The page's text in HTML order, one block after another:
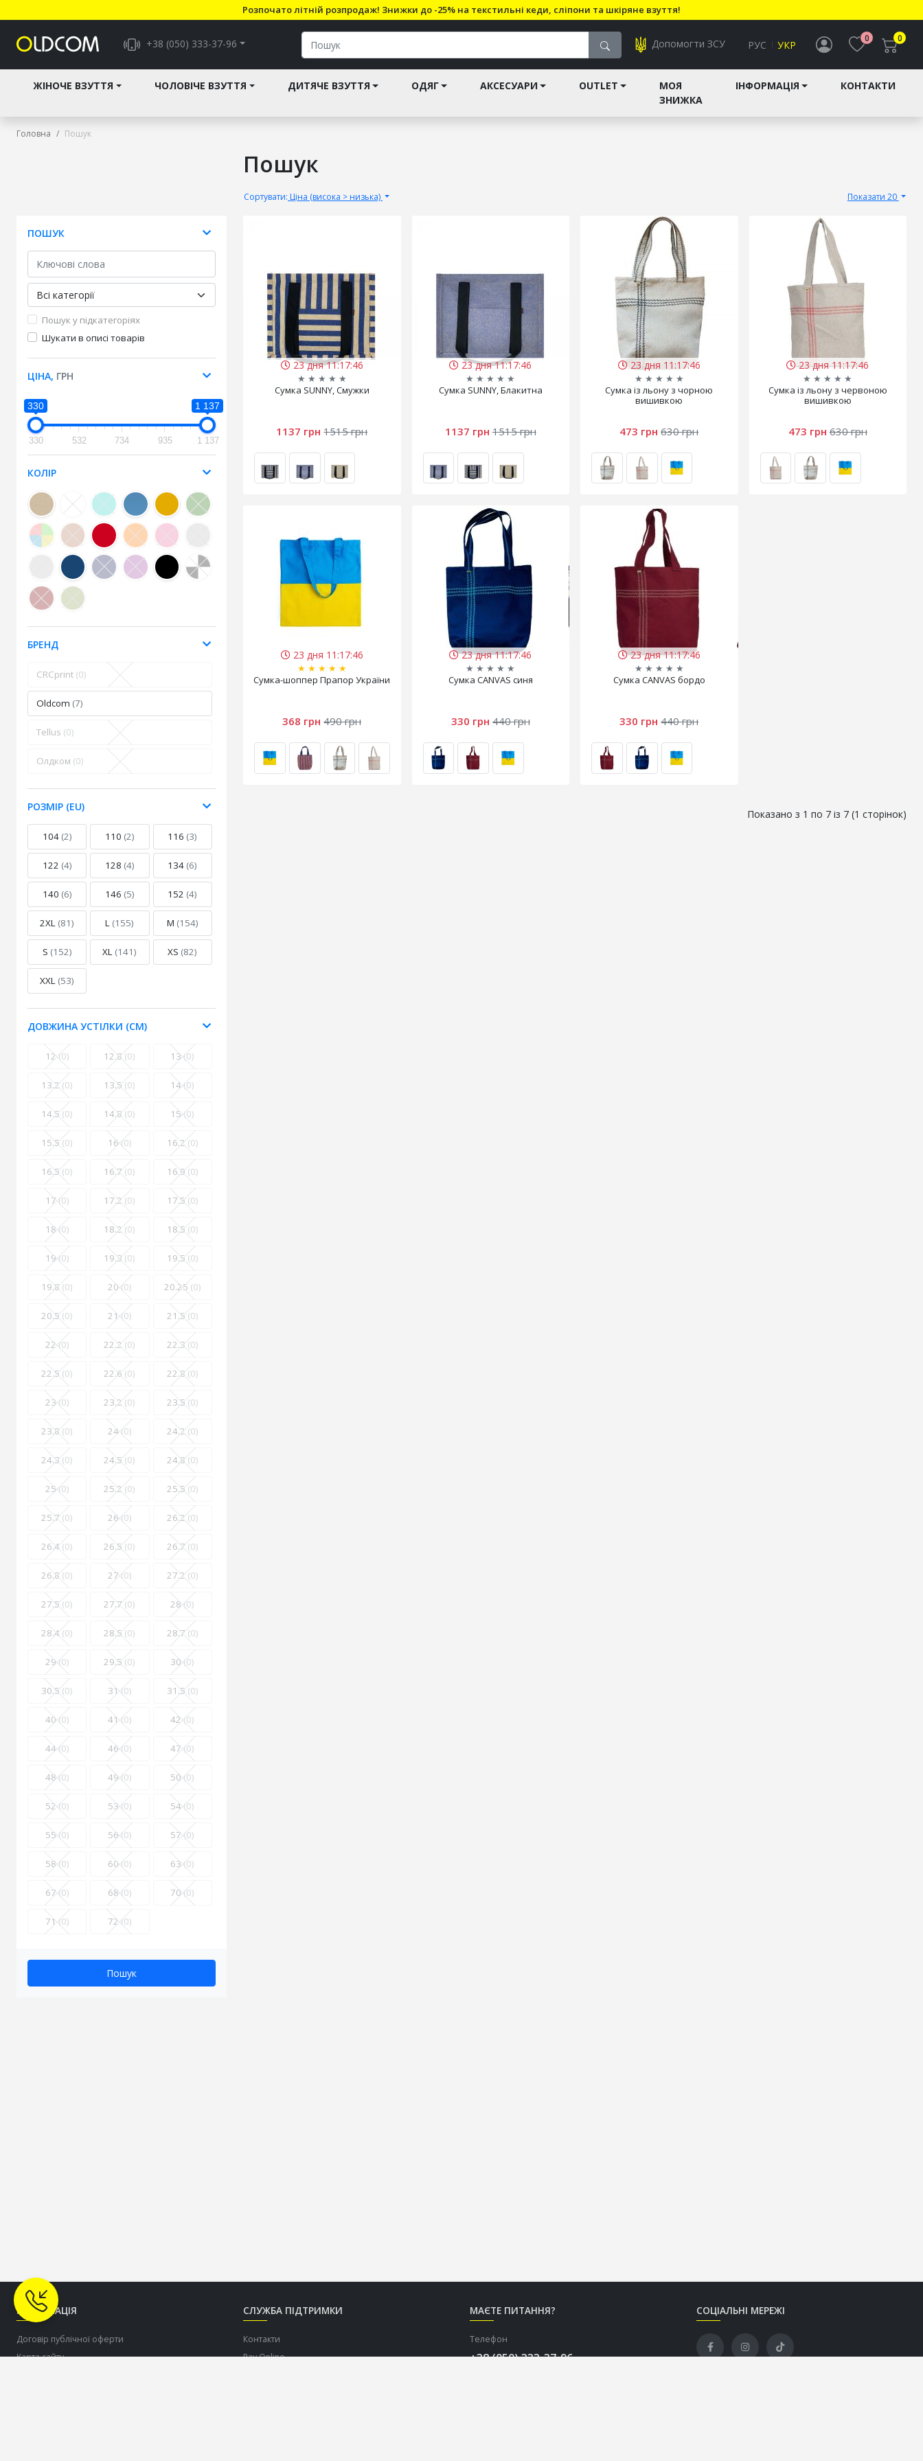
Розпочато літній розпродаж! Знижки до -25% на текстильні кеди, сліпони та шкіряне взуття!
+38 (050) 333-37-96 Допомогти ЗСУ РУС УКР
0 0
ЖІНОЧЕ ВЗУТТЯ ЧОЛОВІЧЕ ВЗУТТЯ ДИТЯЧЕ ВЗУТТЯ ОДЯГ АКСЕСУАРИ OUTLET
МОЯ
ЗНИЖКА
ІНФОРМАЦІЯ КОНТАКТИ
Головна Пошук
Пошук
Сортувати: Ціна (висока > низька) Показати 20
ПОШУК
Пошук у підкатегоріях
Шукати в описі товарів
ЦІНА, ГРН
330 1 137
330 532 734 935 1 137
КОЛІР
БРЕНД
CRCprint (0)
Oldcom (7)
Tellus (0)
Олдком (0)
РОЗМІР (EU)
104 (2) 110 (2) 116 (3)
122 (4) 128 (4) 134 (6)
140 (6) 146 (5) 152 (4)
2XL (81) L (155) M (154)
S (152) XL (141) XS (82)
XXL (53)
ДОВЖИНА УСТІЛКИ (СМ)
12(0) 12.8 (0) 13(0)
13.2 (0) 13.5 (0) 14(0)
14.5 (0) 14.8 (0) 15(0)
15.5 (0) 16(0) 16.2(0)
16.5 (0) 16.7 (0) 16.9(0)
17(0) 17.2 (0) 17.5(0)
18(0) 18.2 (0) 18.5 (0)
19(0) 19.3 (0) 19.5(0)
19.8 (0) 20(0) 20.25 (0)
20.5 (0) 21(0) 21.5(0)
22(0) 22.2 (0) 22.3(0)
22.5 (0) 22.6 (0) 22.8(0)
23(0) 23.2 (0) 23.5 (0)
23.8 (0) 24(0) 24.2(0)
24.3 (0) 24.5 (0) 24.8(0)
25(0) 25.2 (0) 25.5(0)
25.7 (0) 26(0) 26.2(0)
26.4 (0) 26.5 (0) 26.7(0)
26.8 (0) 27(0) 27.2 (0)
27.5 (0) 27.7 (0) 28(0)
28.4 (0) 28.5 (0) 28.7(0)
29(0) 29.5 (0) 30(0)
30.5 (0) 31(0) 31.5(0)
40(0) 41(0) 42(0)
44(0) 46(0) 47(0)
48(0) 49(0) 50(0)
52(0) 53(0) 54(0)
55(0) 56(0) 57(0)
58(0) 60(0) 63(0)
67(0) 68(0) 70(0)
71(0) 72(0)
Пошук
23 дня 11:17:45
★ ★ ★ ★ ★
Сумка SUNNY, Смужки
1137 грн 1515 грн
23 дня 11:17:45
★ ★ ★ ★ ★
Сумка SUNNY, Блакитна
1137 грн 1515 грн
23 дня 11:17:45
★ ★ ★ ★ ★
Сумка із льону з чорною
вишивкою
473 грн 630 грн
23 дня 11:17:45
★ ★ ★ ★ ★
Сумка із льону з червоною
вишивкою
473 грн 630 грн
23 дня 11:17:45
★ ★ ★ ★ ★
Cумка-шоппер Прапор України
368 грн 490 грн
23 дня 11:17:45
★ ★ ★ ★ ★
Сумка CANVAS синя
330 грн 440 грн
23 дня 11:17:45
★ ★ ★ ★ ★
Сумка CANVAS бордо
330 грн 440 грн
Показано з 1 по 7 із 7 (1 сторінок)
ІНФОРМАЦІЯ
Договір публічної оферти
Карта сайту
СЛУЖБА ПІДТРИМКИ
Контакти
Pay Online
МАЄТЕ ПИТАННЯ?
Телефон
+38 (050) 333-37-96
СОЦІАЛЬНІ МЕРЕЖІ